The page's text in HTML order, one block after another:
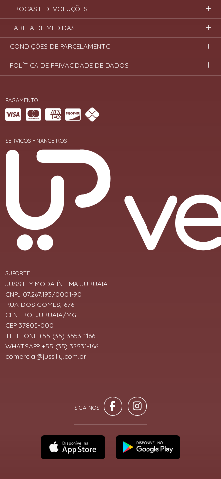
PAGAMENTO
SERVIÇOS FINANCEIROS
SUPORTE
JUSSILLY MODA ÍNTIMA JURUAIA
CNPJ 07.267.193/0001-90
RUA DOS GOMES, 676
CENTRO, JURUAIA/MG
CEP 37805-000
TELEFONE +55 (35) 3553-1166
WHATSAPP +55 (35) 35531-166
comercial@jussilly.com.br
TROCAS E DEVOLUÇÕES
TABELA DE MEDIDAS
CONDIÇÕES DE PARCELAMENTO
POLÍTICA DE PRIVACIDADE DE DADOS